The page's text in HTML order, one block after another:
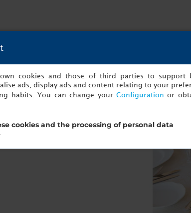
dishes prepared with fresh,
products, his cooking
and cutting-edge
cookies and those of third parties to support
ads, display ads and content relating to your
habits. You can change your Configuration or
cookies and the processing of personal data